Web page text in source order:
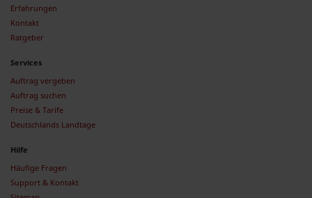
Erfahrungen
Kontakt
Ratgeber
Services
Auftrag vergeben
Auftrag suchen
Preise & Tarife
Deutschlands Landtage
Hilfe
Häufige Fragen
Support & Kontakt